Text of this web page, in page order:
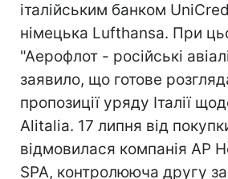
італійським банком
німецька Lufthansa. При
"Аерофлот - російські
заявило, що готове
пропозиції уряду Італії
Alitalia. 17 липня від
відмовилася компанія AP
SPA, контролююча другу за